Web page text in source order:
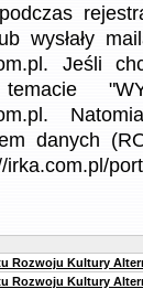
wysłały
Jeśli
danych
irka.com.pl/
Rozwoju Kultury
Rozwoju Kultury